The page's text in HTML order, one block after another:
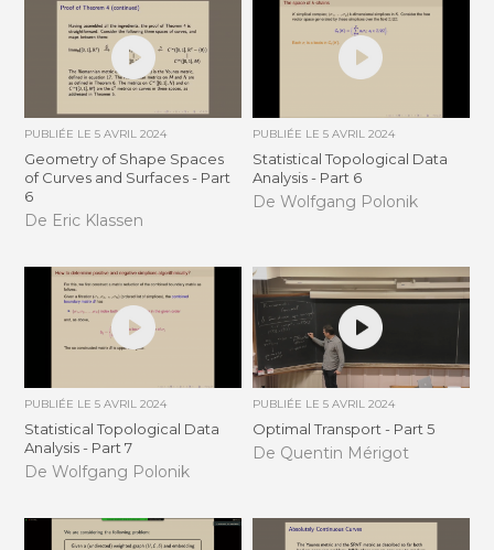
PUBLIÉE LE5 AVRIL 2024
Geometry of Shape Spaces
of Curves and Surfaces - Part
6
De Eric Klassen
PUBLIÉE LE 5 AVRIL 2024
Statistical Topological Data
Analysis - Part 6
De Wolfgang Polonik
PUBLIÉE LE5 AVRIL 2024
Statistical Topological Data
Analysis - Part 7
De Wolfgang Polonik
PUBLIÉE LE 5 AVRIL 2024
Optimal Transport - Part 5
De Quentin Mérigot